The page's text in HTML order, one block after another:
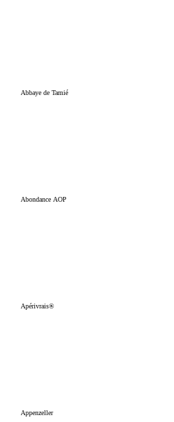
Abbaye de Tamié
Abondance AOP
Apérivrais®
Appenzeller